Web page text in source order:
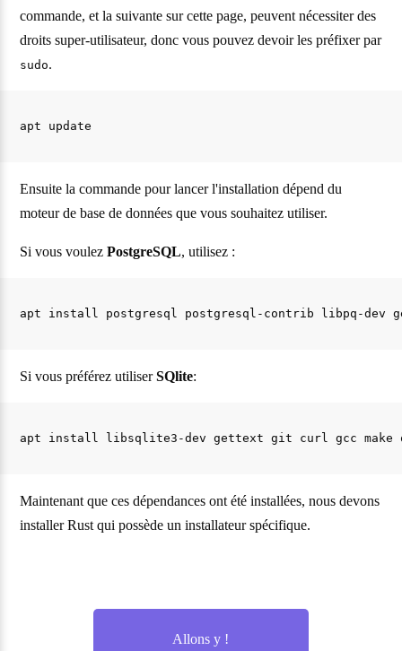
commande, et la suivante sur cette page, peuvent nécessiter des
droits super-utilisateur, donc vous pouvez devoir les préfixer par
sudo.
Ensuite la commande pour lancer l'installation dépend du
moteur de base de données que vous souhaitez utiliser.
Si vous voulezPostgreSQL, utilisez :
Si vous préférez utiliserSQlite:
Maintenant que ces dépendances ont été installées, nous devons
installer Rust qui possède un installateur spécifique.
Allons y !